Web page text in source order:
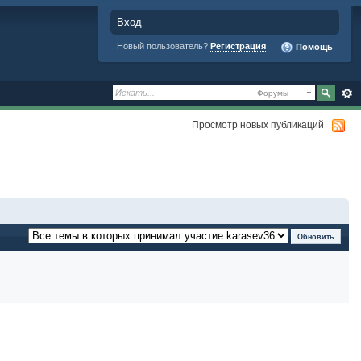
Вход
Новый пользователь? Регистрация Помощь
Форумы
Просмотр новых публикаций